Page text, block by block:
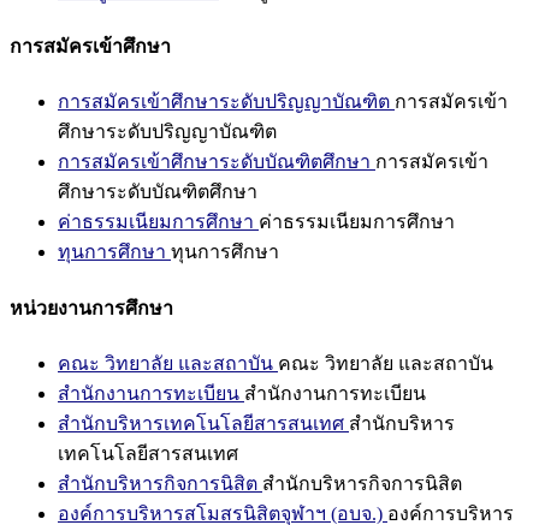
การสมัครเข้าศึกษา
การสมัครเข้าศึกษาระดับปริญญาบัณฑิต การสมัครเข้า
ศึกษาระดับปริญญาบัณฑิต
การสมัครเข้าศึกษาระดับบัณฑิตศึกษา การสมัครเข้า
ศึกษาระดับบัณฑิตศึกษา
ค่าธรรมเนียมการศึกษา ค่าธรรมเนียมการศึกษา
ทุนการศึกษา ทุนการศึกษา
หน่วยงานการศึกษา
คณะ วิทยาลัย และสถาบัน คณะ วิทยาลัย และสถาบัน
สำนักงานการทะเบียน สำนักงานการทะเบียน
สำนักบริหารเทคโนโลยีสารสนเทศ สำนักบริหาร
เทคโนโลยีสารสนเทศ
สำนักบริหารกิจการนิสิต สำนักบริหารกิจการนิสิต
องค์การบริหารสโมสรนิสิตจุฬาฯ (อบจ.) องค์การบริหาร